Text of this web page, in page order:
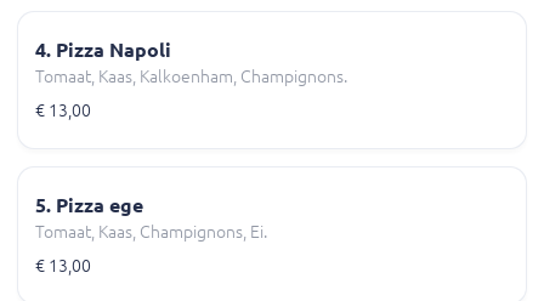
4. Pizza Napoli
Tomaat, Kaas, Kalkoenham, Champignons.
€ 13,00
5. Pizza ege
Tomaat, Kaas, Champignons, Ei.
€ 13,00